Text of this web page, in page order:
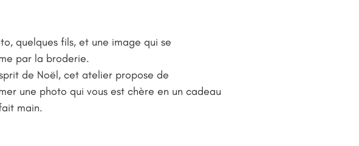
quelques fils, et une image qui se
par la broderie.
de Noël, cet atelier propose de
une photo qui vous est chère en un cadeau
main.